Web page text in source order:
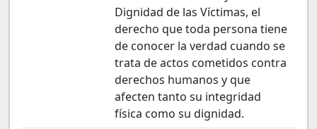
Dignidad de las Víctimas, el
derecho que toda persona tiene
de conocer la verdad cuando se
trata de actos cometidos contra
derechos humanos y que
afecten tanto su integridad
física como su dignidad.